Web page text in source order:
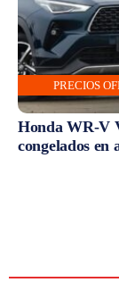
PRECIOS
Honda WR-V
congelados en